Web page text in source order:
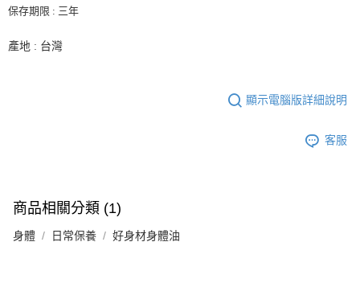
保存期限 : 三年
產地 : 台灣
顯示電腦版詳細說明
客服
商品相關分類 (1)
身體 日常保養 好身材身體油